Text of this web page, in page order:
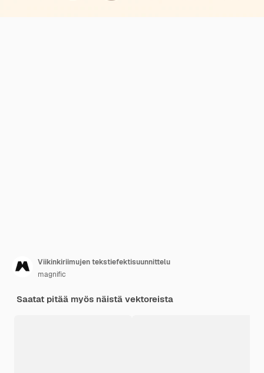
Viikinkiriimujen tekstiefektisuunnittelu
magnific
Saatat pitää myös näistä vektoreista